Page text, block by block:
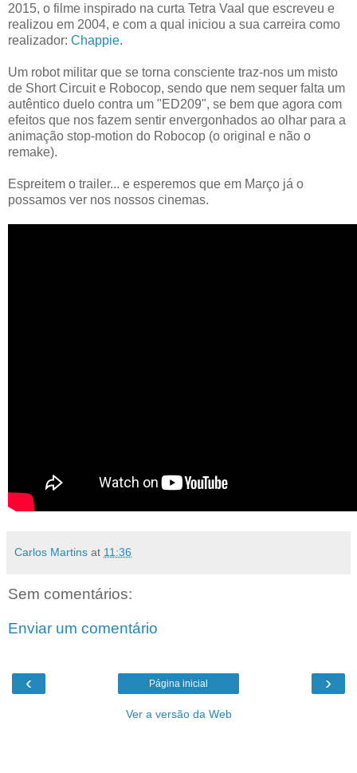
2015, o filme inspirado na curta Tetra Vaal que escreveu e
realizou em 2004, e com a qual iniciou a sua carreira como
realizador: Chappie.
Um robot militar que se torna consciente traz-nos um misto
de Short Circuit e Robocop, sendo que nem sequer falta um
autêntico duelo contra um "ED209", se bem que agora com
efeitos que nos fazem sentir envergonhados ao olhar para a
animação stop-motion do Robocop (o original e não o
remake).
Espreitem o trailer... e esperemos que em Março já o
possamos ver nos nossos cinemas.
Carlos Martins at 11:36
Sem comentários:
Enviar um comentário
‹ ›
Página inicial
Ver a versão da Web